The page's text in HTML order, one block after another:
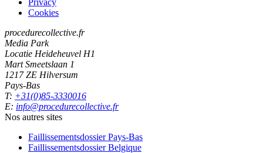
Cookies
procedurecollective.fr
Media Park
Locatie Heideheuvel H1
Mart Smeetslaan 1
1217 ZE Hilversum
Pays-Bas
T: +31(0)85-3330016
E: info@procedurecollective.fr
Nos autres sites
Faillissementsdossier Pays-Bas
Faillissementsdossier Belgique